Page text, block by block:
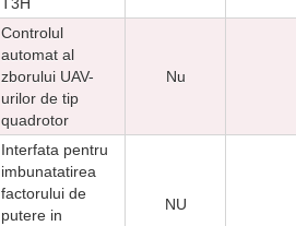
T3H
Controlul
automat al
zborului UAV-
urilor de tip
quadrotor
Nu
Interfata pentru
imbunatatirea
factorului de
putere in
NU